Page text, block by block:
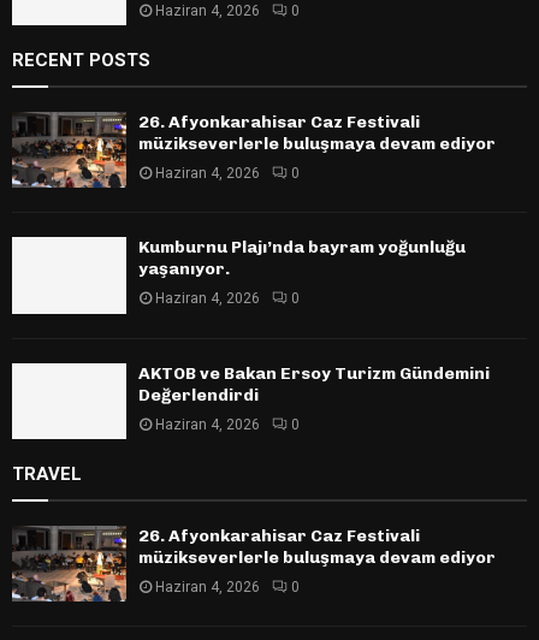
Haziran 4, 2026 0
RECENT POSTS
26. Afyonkarahisar Caz Festivali
müzikseverlerle buluşmaya devam ediyor
Haziran 4, 2026 0
Kumburnu Plajı’nda bayram yoğunluğu
yaşanıyor.
Haziran 4, 2026 0
AKTOB ve Bakan Ersoy Turizm Gündemini
Değerlendirdi
Haziran 4, 2026 0
TRAVEL
26. Afyonkarahisar Caz Festivali
müzikseverlerle buluşmaya devam ediyor
Haziran 4, 2026 0